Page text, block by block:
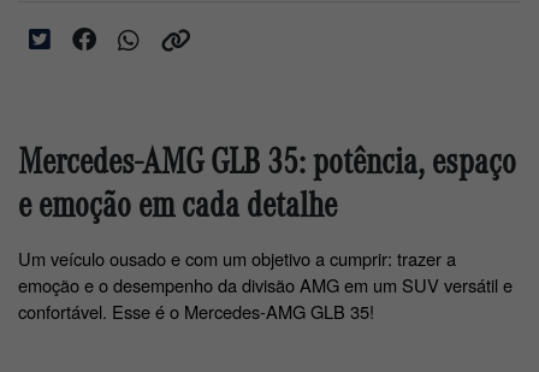
Mercedes-AMG GLB 35: potência, espaço
e emoção em cada detalhe
Um veículo ousado e com um objetivo a cumprir: trazer a
emoção e o desempenho da divisão AMG em um SUV versátil e
confortável. Esse é o Mercedes-AMG GLB 35!